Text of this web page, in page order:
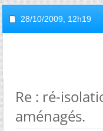
28/10/2009, 12h19
Re : ré-
aménagés.